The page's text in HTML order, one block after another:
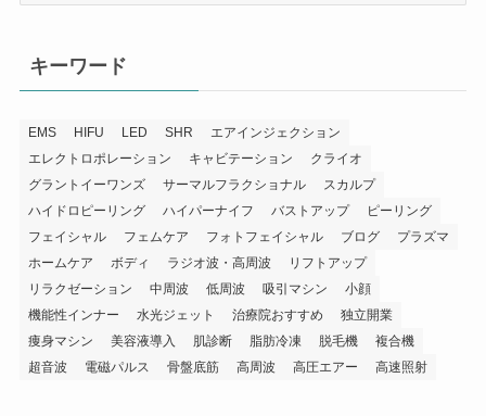
キーワード
EMS HIFU LED SHR
エアインジェクション
エレクトロポレーション
キャビテーション
クライオ
グラントイーワンズ
サーマルフラクショナル
スカルプ
ハイドロピーリング
ハイパーナイフ バストアップ
ピーリング
フェイシャル
フェムケア フォトフェイシャル ブログ
プラズマ
ホームケア
ボディ ラジオ波・高周波
リフトアップ
リラクゼーション
中周波 低周波 吸引マシン
小顔
機能性インナー
水光ジェット 治療院おすすめ
独立開業
痩身マシン
美容液導入 肌診断 脂肪冷凍 脱毛機
複合機
超音波
電磁パルス 骨盤底筋 高周波 高圧エアー 高速照射